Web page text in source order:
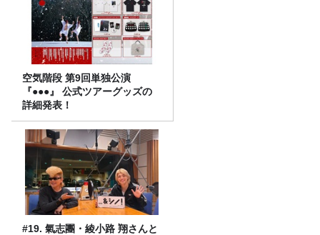
空気階段 第9回単独公演
『●●●』 公式ツアーグッズの
詳細発表！
#19. 氣志團・綾小路 翔さんと